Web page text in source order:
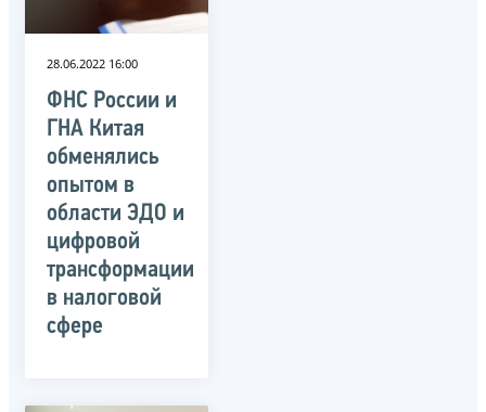
28.06.2022 16:00
ФНС России и
ГНА Китая
обменялись
опытом в
области ЭДО и
цифровой
трансформации
в налоговой
сфере